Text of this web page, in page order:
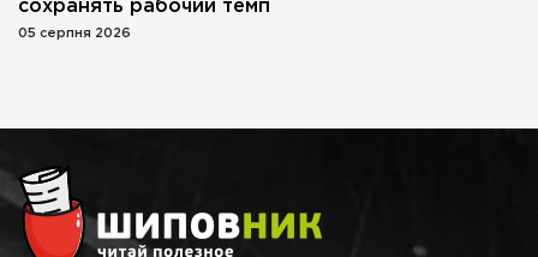
сохранять рабочий темп
05 серпня 2026